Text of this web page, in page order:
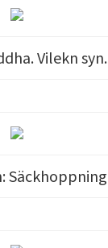
Vilekn syn.
Säckhoppning